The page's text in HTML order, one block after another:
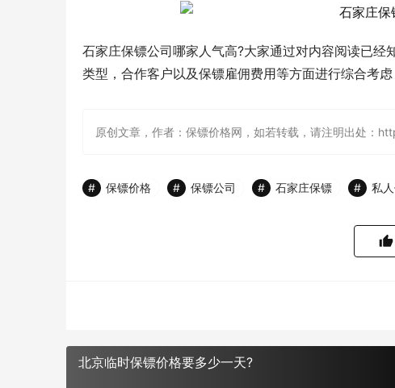
石家庄保镖公司哪家人气高?大家通过对内容阅读已
类型，合作客户以及保镖雇佣费用等方面进行综合考
原创文章，作者：保镖价格网，如若转载，请注明出处
保镖价格 保镖公司 石家庄保镖 私
北京临时保镖价格要多少一天?